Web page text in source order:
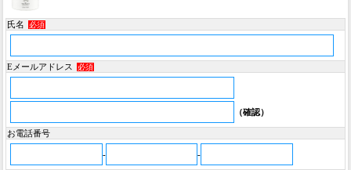
氏名 必須
Eメールアドレス 必須
（確認）
お電話番号
- -